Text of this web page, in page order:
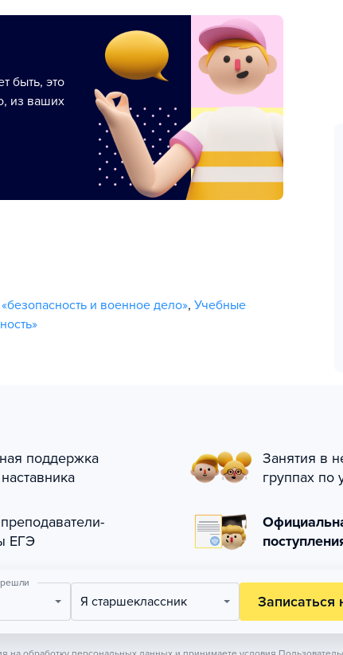
быть, это
из ваших
и военное дело», Учебные
поддержка
Занятия в
группах по
ЕГЭ
Я старшеклассник Записаться